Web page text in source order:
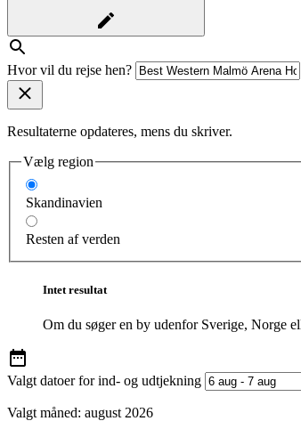
Hvor vil du rejse hen?
Resultaterne opdateres, mens du skriver.
Vælg region
Skandinavien
Resten af verden
Intet resultat
Om du søger en by udenfor Sverige, Norge
Valgt datoer for ind- og udtjekning
Valgt måned: august 2026